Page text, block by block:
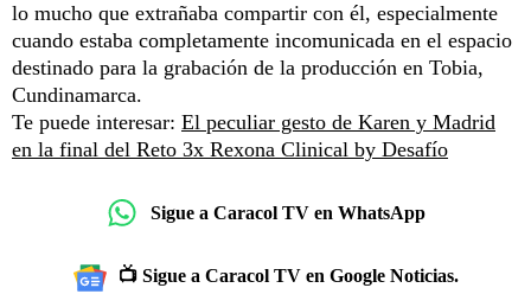
lo mucho que extrañaba compartir con él, especialmente
cuando estaba completamente incomunicada en el espacio
destinado para la grabación de la producción en Tobia,
Cundinamarca.
Te puede interesar: El peculiar gesto de Karen y Madrid
en la final del Reto 3x Rexona Clinical by Desafío
Sigue a Caracol TV en WhatsApp
📺 Sigue a Caracol TV en Google Noticias.